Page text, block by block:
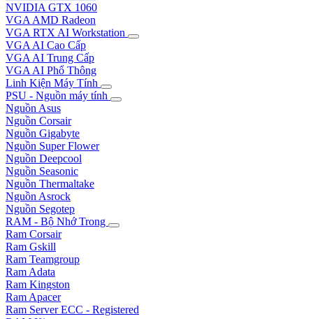
NVIDIA GTX 1060
VGA AMD Radeon
VGA RTX AI Workstation
VGA AI Cao Cấp
VGA AI Trung Cấp
VGA AI Phổ Thông
Linh Kiện Máy Tính
PSU - Nguồn máy tính
Nguồn Asus
Nguồn Corsair
Nguồn Gigabyte
Nguồn Super Flower
Nguồn Deepcool
Nguồn Seasonic
Nguồn Thermaltake
Nguồn Asrock
Nguồn Segotep
RAM - Bộ Nhớ Trong
Ram Corsair
Ram Gskill
Ram Teamgroup
Ram Adata
Ram Kingston
Ram Apacer
Ram Server ECC - Registered